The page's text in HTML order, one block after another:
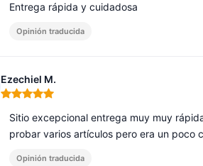
Entrega rápida y cuidadosa
Opinión traducida
Ezechiel M.
Nota: 5 de 5
Sitio excepcional entrega muy muy
probar varios artículos pero era un poco
Opinión traducida